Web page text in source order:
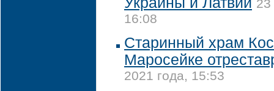
23
16:08
Старинный храм
Маросейке
2021 года, 15:53